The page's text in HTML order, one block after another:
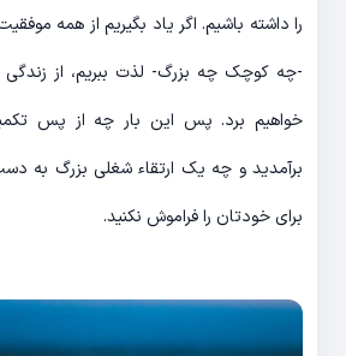
-چه کوچک چه بزرگ- لذت ببریم، از
برآمدید و چه یک ارتقاء شغلی بزرگ به
برای خودتان را فراموش نکنید.